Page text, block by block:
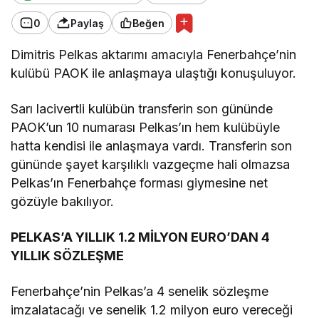
0 Paylaş Beğen
Dimitris Pelkas aktarımı amacıyla Fenerbahçe’nin
kulübü PAOK ile anlaşmaya ulaştığı konuşuluyor.
Sarı lacivertli kulübün transferin son gününde
PAOK’un 10 numarası Pelkas’ın hem kulübüyle
hatta kendisi ile anlaşmaya vardı. Transferin son
gününde şayet karşılıklı vazgeçme hali olmazsa
Pelkas’ın Fenerbahçe forması giymesine net
gözüyle bakılıyor.
PELKAS’A YILLIK 1.2 MİLYON EURO’DAN 4
YILLIK SÖZLEŞME
Fenerbahçe’nin Pelkas’a 4 senelik sözleşme
imzalatacağı ve senelik 1.2 milyon euro vereceği